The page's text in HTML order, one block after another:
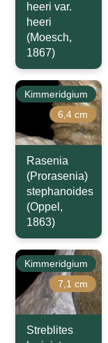
heeri var.
heeri
(Moesch,
1867)
Kimmeridgium
6,4 cm
Rasenia
(Prorasenia)
stephanoides
(Oppel,
1863)
Kimmeridgium
7,1 cm
Streblites